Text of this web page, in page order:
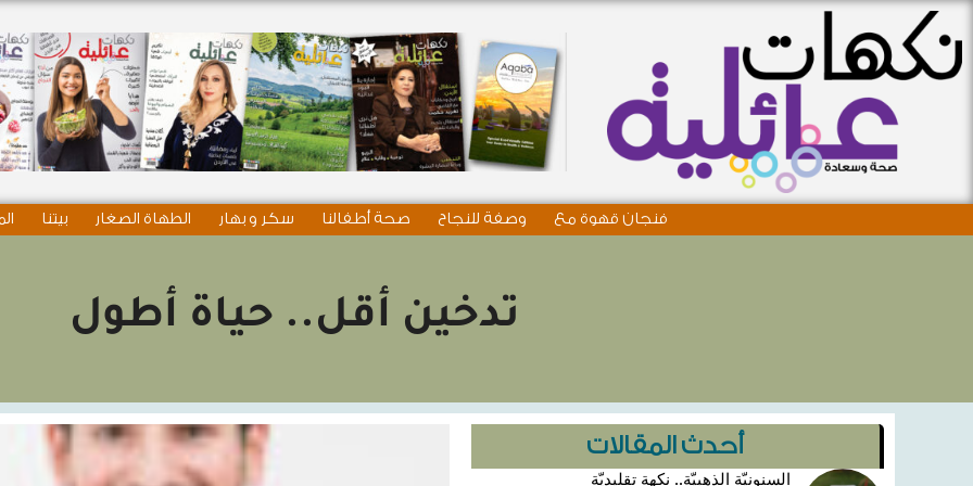
فنجان قهوة مع وصفة للنجاح صحة أطفالنا سكر و بهار الطهاة الصغار بيتنا
تدخين أقل.. حياة أطول
أحدث المقالات
السنونيّة الذهبيّة.. نكهة تقليديّة